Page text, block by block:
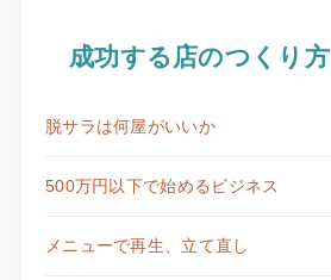
成功する店のつくり方
脱サラは何屋がいいか
500万円以下で始めるビジネス
メニューで再生、立て直し